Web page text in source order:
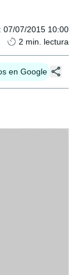
: 07/07/2015 10:00
2 min. lectura
en Google